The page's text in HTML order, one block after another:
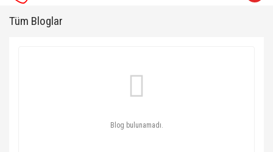
Tüm Bloglar
Blog bulunamadı.